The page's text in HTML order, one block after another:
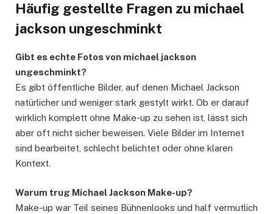
Häufig gestellte Fragen zu michael
jackson ungeschminkt
Gibt es echte Fotos von michael jackson
ungeschminkt?
Es gibt öffentliche Bilder, auf denen Michael Jackson
natürlicher und weniger stark gestylt wirkt. Ob er darauf
wirklich komplett ohne Make-up zu sehen ist, lässt sich
aber oft nicht sicher beweisen. Viele Bilder im Internet
sind bearbeitet, schlecht belichtet oder ohne klaren
Kontext.
Warum trug Michael Jackson Make-up?
Make-up war Teil seines Bühnenlooks und half vermutlich